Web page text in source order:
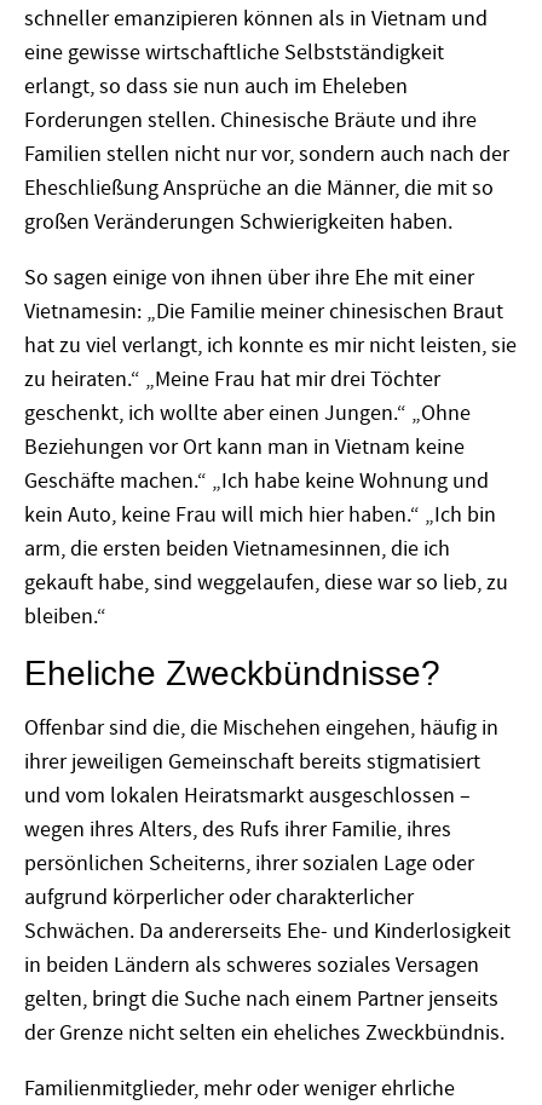
schneller emanzipieren können als in Vietnam und
eine gewisse wirtschaftliche Selbstständigkeit
erlangt, so dass sie nun auch im Eheleben
Forderungen stellen. Chinesische Bräute und ihre
Familien stellen nicht nur vor, sondern auch nach der
Eheschließung Ansprüche an die Männer, die mit so
großen Veränderungen Schwierigkeiten haben.
So sagen einige von ihnen über ihre Ehe mit einer
Vietnamesin: „Die Familie meiner chinesischen Braut
hat zu viel verlangt, ich konnte es mir nicht leisten, sie
zu heiraten.“ „Meine Frau hat mir drei Töchter
geschenkt, ich wollte aber einen Jungen.“ „Ohne
Beziehungen vor Ort kann man in Vietnam keine
Geschäfte machen.“ „Ich habe keine Wohnung und
kein Auto, keine Frau will mich hier haben.“ „Ich bin
arm, die ersten beiden Vietnamesinnen, die ich
gekauft habe, sind weggelaufen, diese war so lieb, zu
bleiben.“
Eheliche Zweckbündnisse?
Offenbar sind die, die Mischehen eingehen, häufig in
ihrer jeweiligen Gemeinschaft bereits stigmatisiert
und vom lokalen Heiratsmarkt ausgeschlossen –
wegen ihres Alters, des Rufs ihrer Familie, ihres
persönlichen Scheiterns, ihrer sozialen Lage oder
aufgrund körperlicher oder charakterlicher
Schwächen. Da andererseits Ehe- und Kinderlosigkeit
in beiden Ländern als schweres soziales Versagen
gelten, bringt die Suche nach einem Partner jenseits
der Grenze nicht selten ein eheliches Zweckbündnis.
Familienmitglieder, mehr oder weniger ehrliche